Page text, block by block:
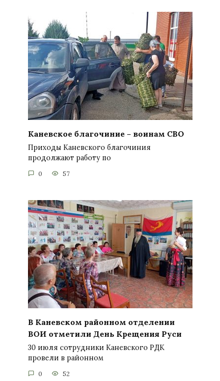
Каневское благочиние – воинам СВО
Приходы Каневского благочиния
продолжают работу по
0 57
В Каневском районном отделении
ВОИ отметили День Крещения Руси
30 июля сотрудники Каневского РДК
провели в районном
0 52